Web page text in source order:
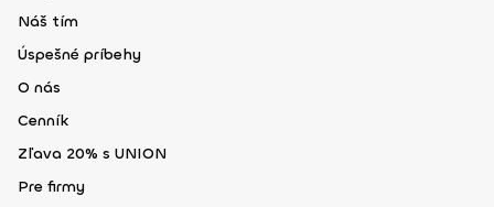
Náš tím
Úspešné príbehy
O nás
Cenník
Zľava 20% s UNION
Pre firmy